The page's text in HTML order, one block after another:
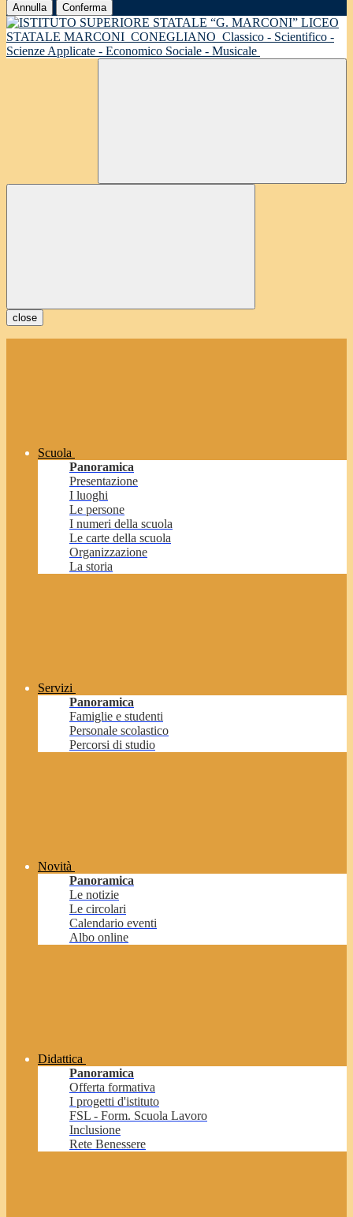
Annulla Conferma
LICEO
STATALE MARCONI CONEGLIANO Classico - Scientifico -
Scienze Applicate - Economico Sociale - Musicale
close
Scuola
Panoramica
Presentazione
I luoghi
Le persone
I numeri della scuola
Le carte della scuola
Organizzazione
La storia
Servizi
Panoramica
Famiglie e studenti
Personale scolastico
Percorsi di studio
Novità
Panoramica
Le notizie
Le circolari
Calendario eventi
Albo online
Didattica
Panoramica
Offerta formativa
I progetti d'istituto
FSL - Form. Scuola Lavoro
Inclusione
Rete Benessere